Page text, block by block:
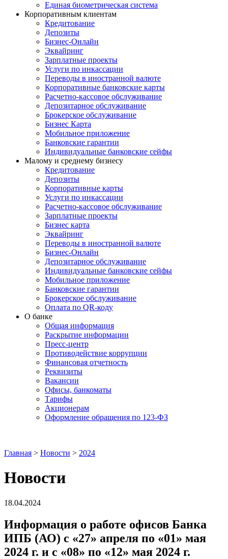
Единая биометрическая система
Корпоративным клиентам
Кредитование
Депозиты
Бизнес-Онлайн
Эквайринг
Зарплатные проекты
Услуги по инкассации
Переводы в иностранной валюте
Корпоративные банковские карты
Расчетно-кассовое обслуживание
Депозитарное обслуживание
Брокерское обслуживание
Бизнес Карта
Мобильное приложение
Банковские гарантии
Индивидуальные банковские сейфы
Малому и среднему бизнесу
Кредитование
Депозиты
Корпоративные карты
Услуги по инкассации
Расчетно-кассовое обслуживание
Зарплатные проекты
Бизнес карта
Эквайринг
Переводы в иностранной валюте
Бизнес-Онлайн
Депозитарное обслуживание
Индивидуальные банковские сейфы
Мобильное приложение
Банковские гарантии
Брокерское обслуживание
Оплата по QR-коду
О банке
Общая информация
Раскрытие информации
Пресс-центр
Противодействие коррупции
Финансовая отчетность
Реквизиты
Вакансии
Офисы, банкоматы
Тарифы
Акционерам
Оформление обращения по 123-ФЗ
Главная > Новости > 2024
Новости
18.04.2024
Информация о работе офисов Банка
ИПБ (АО) с «27» апреля по «01» мая
2024 г. и с «08» по «12» мая 2024 г.